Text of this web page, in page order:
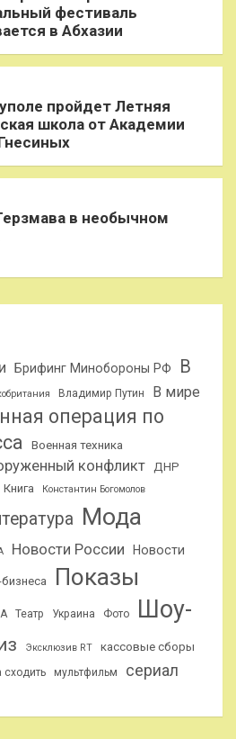
фестиваль
в Абхазии
пройдет Летняя
школа от Академии
в необычном
Брифинг Минобороны РФ
В
Владимир Путин В мире
операция по
Военная техника
конфликт ДНР
Книга Константин Богомолов
Мода
Новости России Новости
Показы
Театр Украина Фото
Шоу-
Эксклюзив RT кассовые сборы
сходить мультфильм
сериал